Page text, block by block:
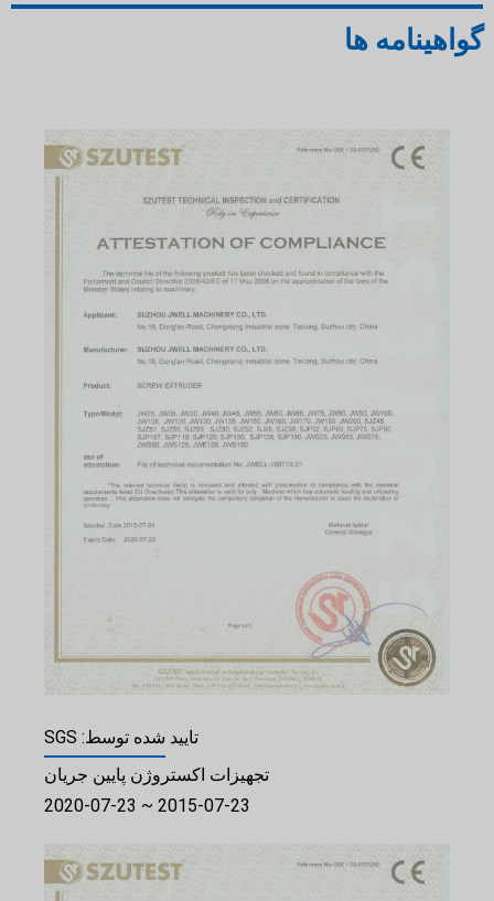
گواهینامه ها
تایید شده توسط: SGS
تجهیزات اکستروژن پایین جریان
2015-07-23 ~ 2020-07-23